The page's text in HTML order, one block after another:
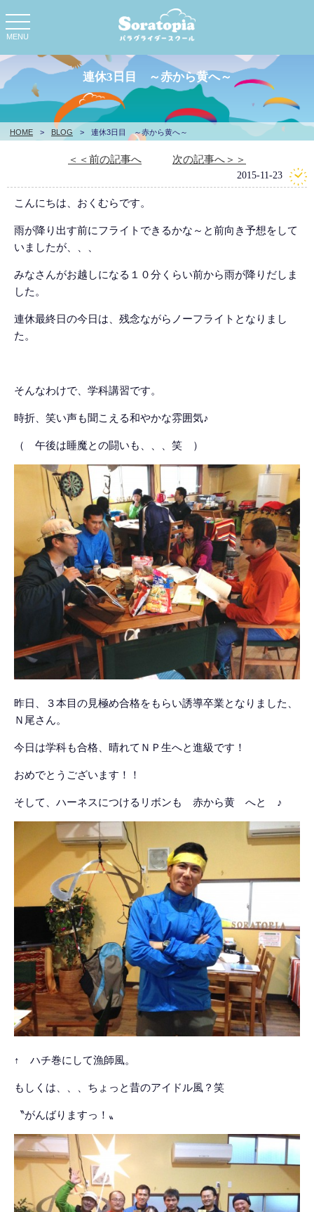
toggle
navigation
MENU
HOME > BLOG > 連休3日目 ～赤から黄へ～
連休3日目 ～赤から黄へ～
＜＜前の記事へ 次の記事へ＞＞
2015-11-23
こんにちは、おくむらです。
雨が降り出す前にフライトできるかな～と前向き予想をして
いましたが、、、
みなさんがお越しになる１０分くらい前から雨が降りだしま
した。
連休最終日の今日は、残念ながらノーフライトとなりまし
た。
そんなわけで、学科講習です。
時折、笑い声も聞こえる和やかな雰囲気♪
（ 午後は睡魔との闘いも、、、笑 ）
昨日、３本目の見極め合格をもらい誘導卒業となりました、
Ｎ尾さん。
今日は学科も合格、晴れてＮＰ生へと進級です！
おめでとうございます！！
そして、ハーネスにつけるリボンも 赤から黄 へと ♪
↑ ハチ巻にして漁師風。
もしくは、、、ちょっと昔のアイドル風？笑
〝がんばりますっ！〟